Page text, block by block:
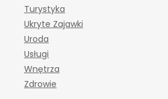
Turystyka
Ukryte Zajawki
Uroda
Usługi
Wnętrza
Zdrowie